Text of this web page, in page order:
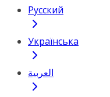
Русский
Українська
العربية